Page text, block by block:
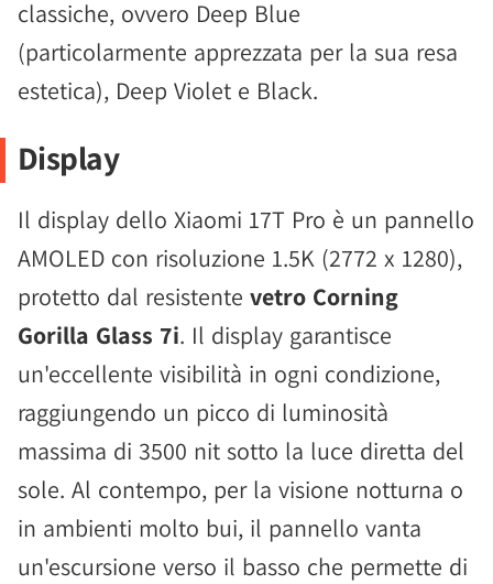
classiche, ovvero Deep Blue
(particolarmente apprezzata per la sua resa
estetica), Deep Violet e Black.
Display
Il display dello Xiaomi 17T Pro è un pannello
AMOLED con risoluzione 1.5K (2772 x 1280),
protetto dal resistente vetro Corning
Gorilla Glass 7i. Il display garantisce
un'eccellente visibilità in ogni condizione,
raggiungendo un picco di luminosità
massima di 3500 nit sotto la luce diretta del
sole. Al contempo, per la visione notturna o
in ambienti molto bui, il pannello vanta
un'escursione verso il basso che permette di